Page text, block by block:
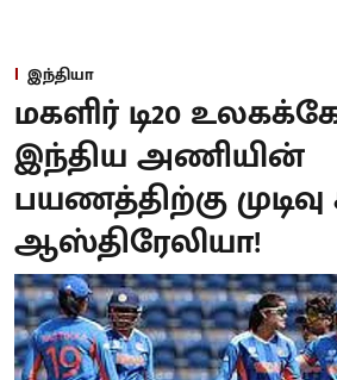
இந்தியா
மகளிர் டி20
இந்திய அணியின்
பயணத்திற்கு முடிவு
ஆஸ்திரேலியா!